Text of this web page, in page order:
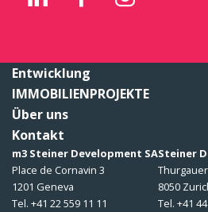
Entwicklung
IMMOBILIENPROJEKTE
Über uns
Kontakt
m3 Steiner Development SA
Place de Cornavin 3
1201 Geneva
Tel. +41 22 559 11 11
Steiner
8050
Tel. +41